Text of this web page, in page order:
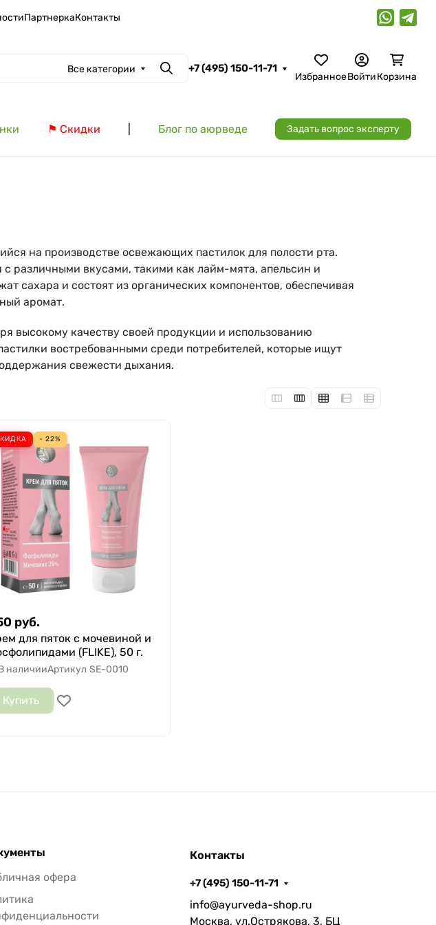
ПартнеркаКонтакты
Все категории Поиск
+7 (495) 150-11-71
ИзбранноеВойтиКорзина
⚑ Скидки Блог по аюрведе Задать вопрос эксперту
на производстве освежающих пастилок для полости рта.
различными вкусами, такими как лайм-мята, апельсин и
сахара и состоят из органических компонентов, обеспечивая
аромат.
высокому качеству своей продукции и использованию
востребованными среди потребителей, которые ищут
свежести дыхания.
- 22%
руб.
для пяток с мочевиной и
(FLIKE), 50 г.
наличииАртикул SE-0010
Купить
офера
Контакты
+7 (495) 150-11-71
info@ayurveda-shop.ru
Москва, ул.Острякова, 3, БЦ